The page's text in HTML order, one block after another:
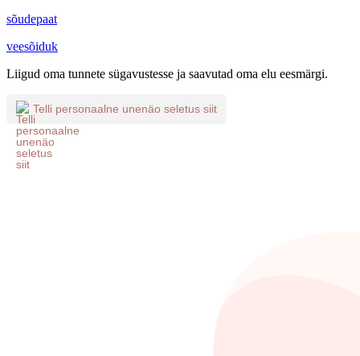
sõudepaat
veesõiduk
Liigud oma tunnete sügavustesse ja saavutad oma elu eesmärgi.
Telli personaalne unenäo seletus siit